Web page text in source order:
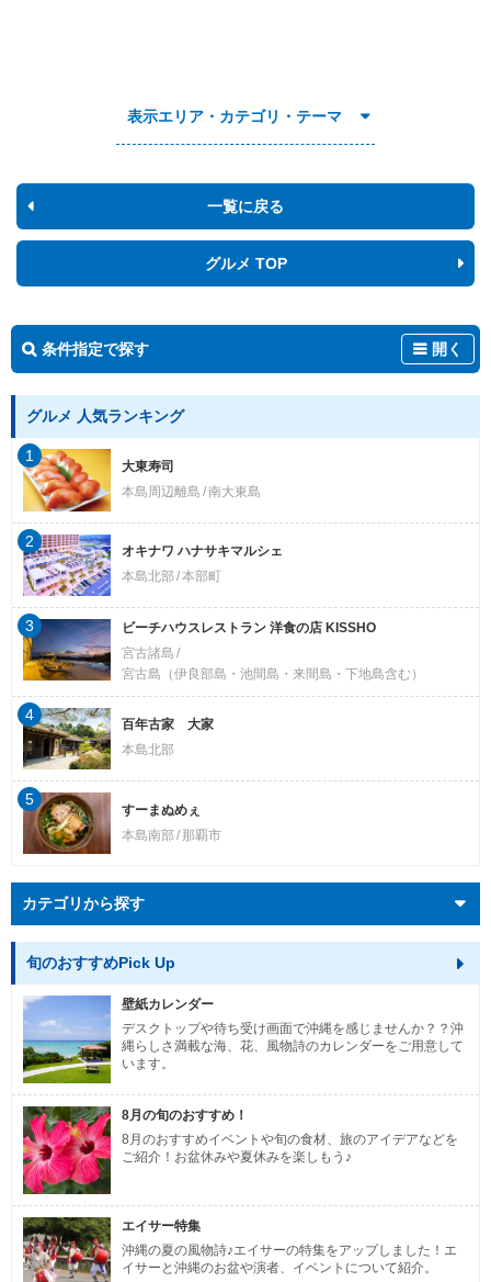
表示エリア・カテゴリ・テーマ
一覧に戻る
グルメ TOP
条件指定で探す 開く
グルメ 人気ランキング
大東寿司
本島周辺離島 南大東島
1
オキナワ ハナサキマルシェ
本島北部 本部町
2
ビーチハウスレストラン 洋食の店 KISSHO
宮古諸島
宮古島（伊良部島・池間島・来間島・下地島含む）
3
百年古家 大家
本島北部
4
すーまぬめぇ
本島南部
那覇市
5
カテゴリから探す
旬のおすすめPick Up
壁紙カレンダー
デスクトップや待ち受け画面で沖縄を感じませんか？？沖
縄らしさ満載な海、花、風物詩のカレンダーをご用意して
います。
8月の旬のおすすめ！
8月のおすすめイベントや旬の食材、旅のアイデアなどを
ご紹介！お盆休みや夏休みを楽しもう♪
エイサー特集
沖縄の夏の風物詩♪エイサーの特集をアップしました！エ
イサーと沖縄のお盆や演者、イベントについて紹介。